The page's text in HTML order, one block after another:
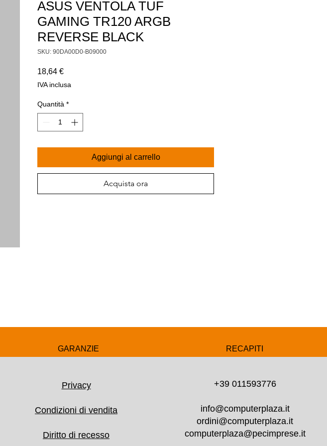
ASUS VENTOLA TUF
GAMING TR120 ARGB
REVERSE BLACK
SKU: 90DA00D0-B09000
18,64 €Prezzo
IVA inclusa
Quantità *
Aggiungi al carrello
Acquista ora
GARANZIE RECAPITI
Privacy
Condizioni di vendita
Diritto di recesso
+39 011593776
info@computerplaza.it
ordini@computerplaza.it
computerplaza@pecimprese.it